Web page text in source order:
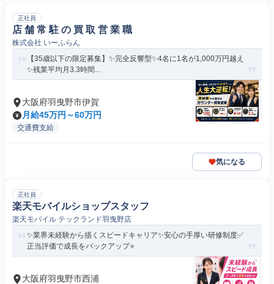
正社員
店 舗 常 駐 の 買 取 営 業 職
株式会社 いーふらん
【35歳以下の限定募集】✨完全反響型✨4名に1名が1,000万円越え
✨残業平均月3.3時間...
大阪府羽曳野市伊賀
月給45万円～60万円
交通費支給
気になる
正社員
楽天モバイルショップスタッフ
楽天モバイル テックランド羽曳野店
✨業界未経験から描くスピードキャリア✨安心の手厚い研修制度✅
正当評価で成長をバックアップ⭐
大阪府羽曳野市西浦